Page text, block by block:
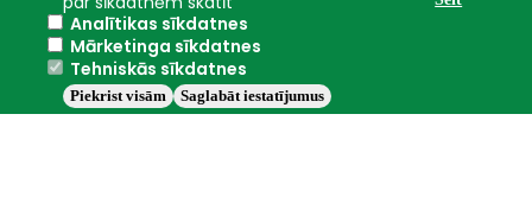
Nāc studēt
Analītikas sīkdatnes
Mārketinga sīkdatnes
Tehniskās sīkdatnes
Saglabāt iestatījumus
Piekrist visām